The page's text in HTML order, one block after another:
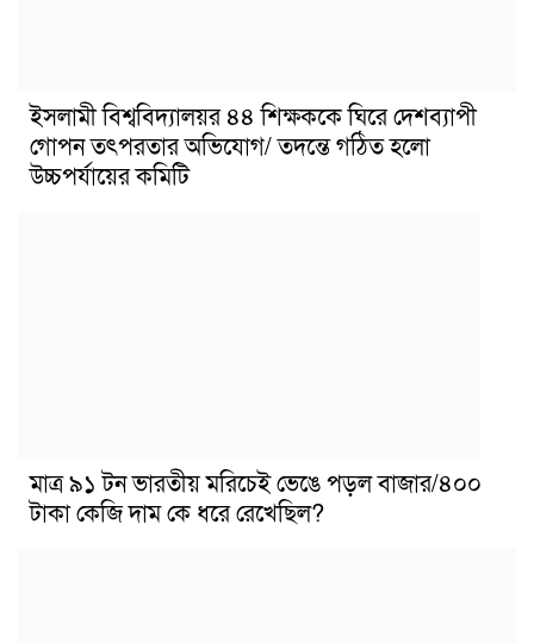
ইসলামী বিশ্ববিদ্যালয়র ৪৪ শিক্ষককে ঘিরে দেশব্যাপী
গোপন তৎপরতার অভিযোগ/ তদন্তে গঠিত হলো
উচ্চপর্যায়ের কমিটি
মাত্র ৯১ টন ভারতীয় মরিচেই ভেঙে পড়ল বাজার/৪০০
টাকা কেজি দাম কে ধরে রেখেছিল?